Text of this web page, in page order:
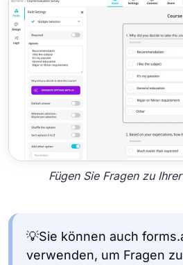
Fügen Sie Fragen zu
💡Sie können auch
verwenden, um Fragen